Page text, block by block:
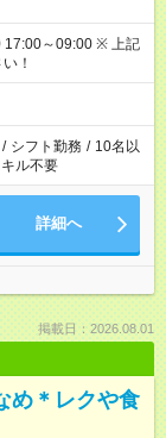
～09:00 ※ 上記
！
/ シフト勤務 / 10名以
ル不要
詳細へ
掲載日：2026.08.01
め＊レクや食